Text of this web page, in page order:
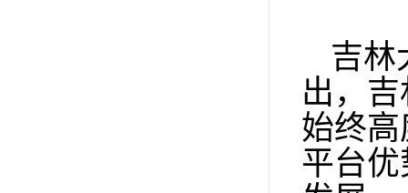
吉林
出，
始终
平台